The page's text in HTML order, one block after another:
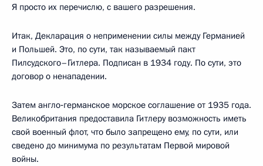
Я просто их перечислю, с вашего разрешения.
Итак, Декларация о неприменении силы между Германией
и Польшей. Это, по сути, так называемый пакт
Пилсудского–Гитлера. Подписан в 1934 году. По сути, это
договор о ненападении.
Затем англо‑германское морское соглашение от 1935 года.
Великобритания предоставила Гитлеру возможность иметь
свой военный флот, что было запрещено ему, по сути, или
сведено до минимума по результатам Первой мировой
войны.